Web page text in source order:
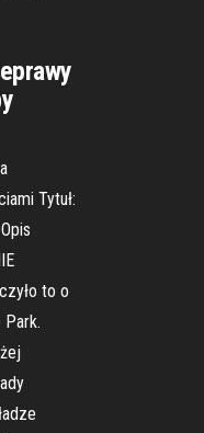
Tytuł:
to o